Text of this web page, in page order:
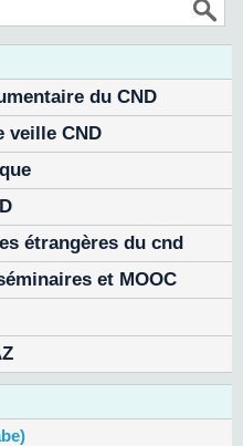
du CND
veille CND
étrangères du cnd
et MOOC